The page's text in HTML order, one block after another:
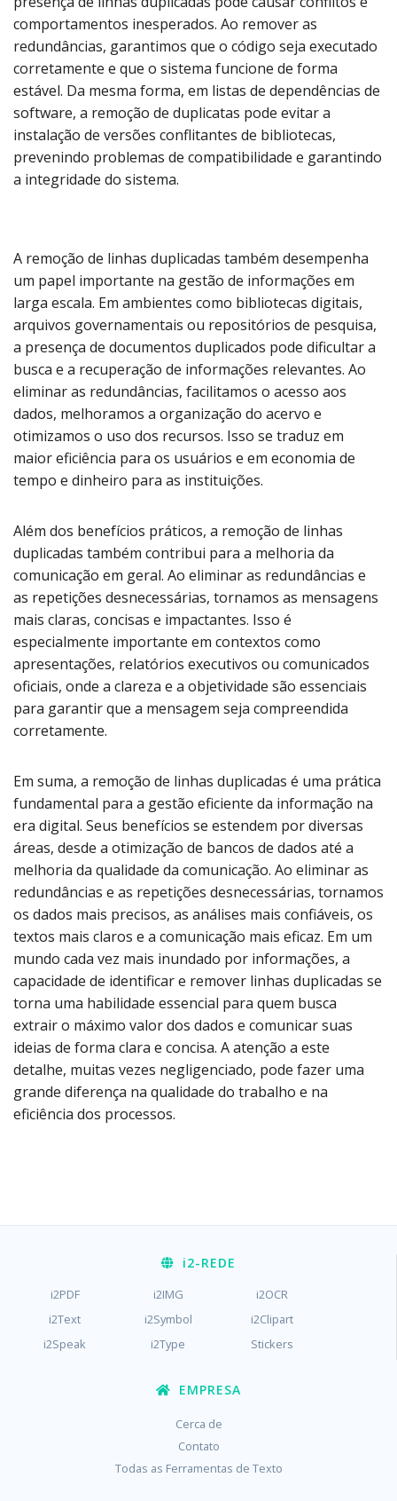
comportamentos inesperados. Ao remover as
redundâncias, garantimos que o código seja executado
corretamente e que o sistema funcione de forma
estável. Da mesma forma, em listas de dependências de
software, a remoção de duplicatas pode evitar a
instalação de versões conflitantes de bibliotecas,
prevenindo problemas de compatibilidade e garantindo
a integridade do sistema.
A remoção de linhas duplicadas também desempenha
um papel importante na gestão de informações em
larga escala. Em ambientes como bibliotecas digitais,
arquivos governamentais ou repositórios de pesquisa,
a presença de documentos duplicados pode dificultar a
busca e a recuperação de informações relevantes. Ao
eliminar as redundâncias, facilitamos o acesso aos
dados, melhoramos a organização do acervo e
otimizamos o uso dos recursos. Isso se traduz em
maior eficiência para os usuários e em economia de
tempo e dinheiro para as instituições.
Além dos benefícios práticos, a remoção de linhas
duplicadas também contribui para a melhoria da
comunicação em geral. Ao eliminar as redundâncias e
as repetições desnecessárias, tornamos as mensagens
mais claras, concisas e impactantes. Isso é
especialmente importante em contextos como
apresentações, relatórios executivos ou comunicados
oficiais, onde a clareza e a objetividade são essenciais
para garantir que a mensagem seja compreendida
corretamente.
Em suma, a remoção de linhas duplicadas é uma prática
fundamental para a gestão eficiente da informação na
era digital. Seus benefícios se estendem por diversas
áreas, desde a otimização de bancos de dados até a
melhoria da qualidade da comunicação. Ao eliminar as
redundâncias e as repetições desnecessárias, tornamos
os dados mais precisos, as análises mais confiáveis, os
textos mais claros e a comunicação mais eficaz. Em um
mundo cada vez mais inundado por informações, a
capacidade de identificar e remover linhas duplicadas se
torna uma habilidade essencial para quem busca
extrair o máximo valor dos dados e comunicar suas
ideias de forma clara e concisa. A atenção a este
detalhe, muitas vezes negligenciado, pode fazer uma
grande diferença na qualidade do trabalho e na
eficiência dos processos.
i2-REDE
i2PDF i2IMG
i2OCR
i2Text
i2Symbol
i2Clipart
i2Speak
i2Type Stickers
EMPRESA
Cerca de
Contato
Todas as Ferramentas de Texto